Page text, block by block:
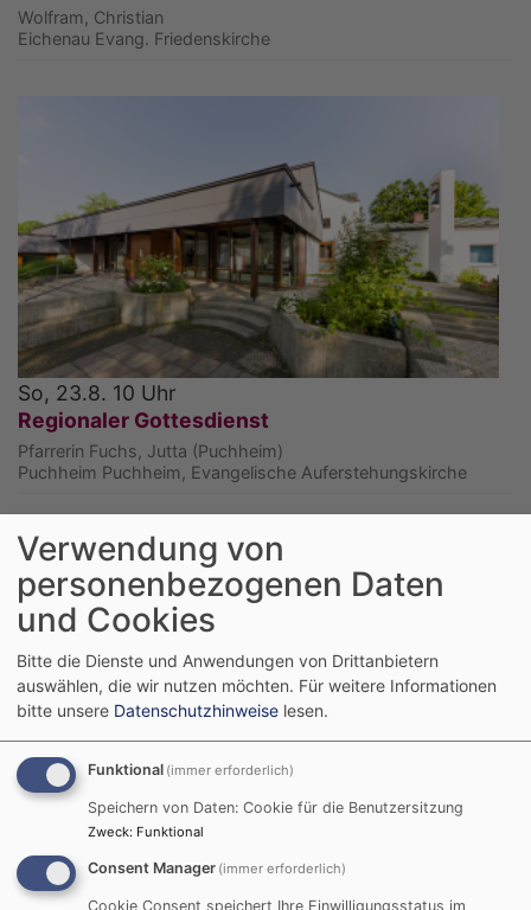
Wolfram, Christian
Eichenau Evang. Friedenskirche
So, 23.8. 10 Uhr
Regionaler Gottesdienst
Pfarrerin Fuchs, Jutta (Puchheim)
Puchheim Puchheim, Evangelische Auferstehungskirche
Verwendung von
personenbezogenen Daten
und Cookies
Bitte die Dienste und Anwendungen von Drittanbietern
auswählen, die wir nutzen möchten. Für weitere Informationen
bitte unsere Datenschutzhinweise lesen.
Funktional (immer erforderlich)
Speichern von Daten: Cookie für die Benutzersitzung
Zweck: Funktional
Consent Manager (immer erforderlich)
Cookie Consent speichert Ihre Einwilligungsstatus im